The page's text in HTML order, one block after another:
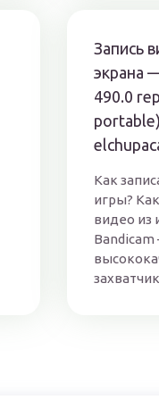
Запись
экрана
490.0
Как
игры?
видео из